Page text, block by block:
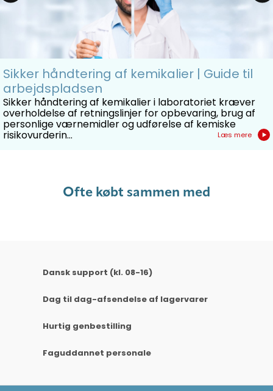
Sikker håndtering af kemikalier | Guide til
arbejdspladsen
Sikker håndtering af kemikalier i laboratoriet kræver
overholdelse af retningslinjer for opbevaring, brug af
personlige værnemidler og udførelse af kemiske
risikovurderin... Læs mere
Ofte købt sammen med
Dansk support (kl. 08-16)
Dag til dag-afsendelse af lagervarer
Hurtig genbestilling
Faguddannet personale